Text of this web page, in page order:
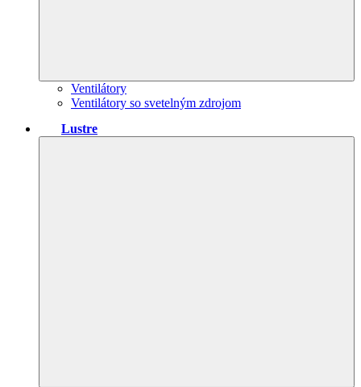
Ventilátory
Ventilátory so svetelným zdrojom
Lustre